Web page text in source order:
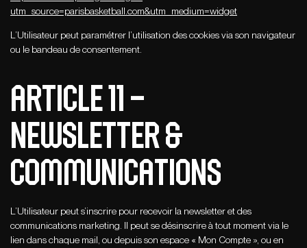
utm_source=parisbasketball.com&utm_medium=widget
L’Utilisateur peut paramétrer l’utilisation des cookies via son navigateur
ou le bandeau de consentement.
ARTICLE 11 –
NEWSLETTER &
COMMUNICATIONS
L’Utilisateur peut s’inscrire pour recevoir la newsletter et des
communications marketing. Il peut se désinscrire à tout moment via le
lien dans chaque mail, ou depuis son espace « Mon Compte », ou en